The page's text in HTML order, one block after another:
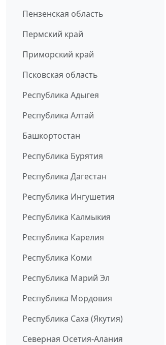
Пензенская область
Пермский край
Приморский край
Псковская область
Республика Адыгея
Республика Алтай
Башкортостан
Республика Бурятия
Республика Дагестан
Республика Ингушетия
Республика Калмыкия
Республика Карелия
Республика Коми
Республика Марий Эл
Республика Мордовия
Республика Саха (Якутия)
Северная Осетия-Алания